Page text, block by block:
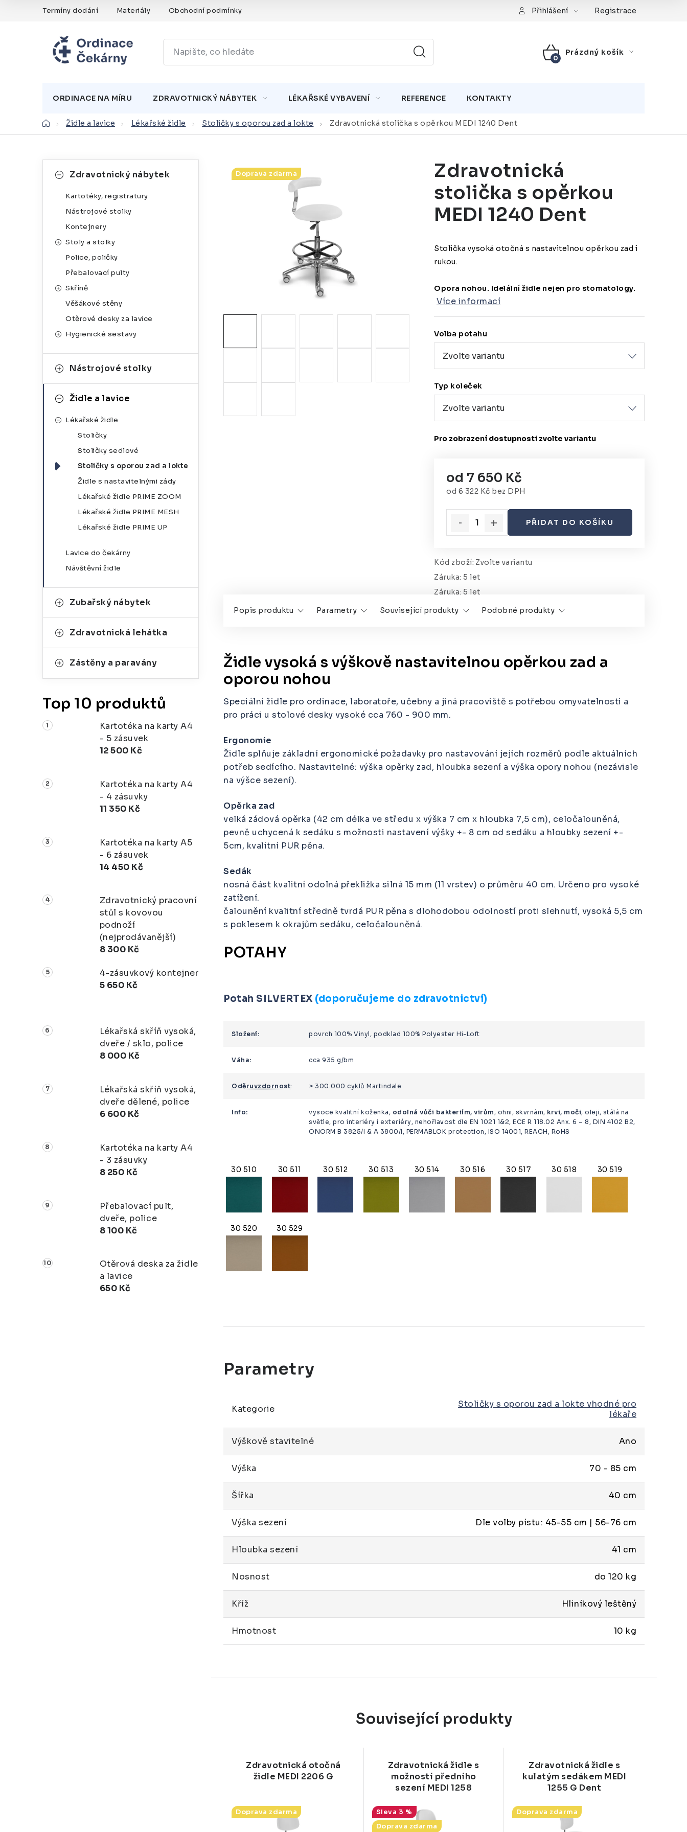
Termíny dodání Materiály Obchodní podmínky Přihlášení Registrace
NÁKUPNÍ
Prázdný košík
ORDINACE NA MÍRU ZDRAVOTNICKÝ NÁBYTEK LÉKAŘSKÉ VYBAVENÍ REFERENCE KONTAKTY
DomůŽidle a lavice Lékařské židle Stoličky s oporou zad a lokte Zdravotnická stolička s opěrkou MEDI 1240 Dent
n
kategorieZdravotnický nábytek
Kartotéky, registratury
Nástrojové stolky
Kontejnery
Stoly a stolky
Police, poličky
Přebalovací pulty
Skříně
Věšákové stěny
Otěrové desky za lavice
Hygienické sestavy
Nástrojové stolky
Židle a lavice
Lékařské židle
Stoličky
Stoličky sedlové
Stoličky s oporou zad a lokte
Židle s nastavitelnými zády
Lékařské židle PRIME ZOOM
Lékařské židle PRIME MESH
Lékařské židle PRIME UP
Lavice do čekárny
Návštěvní židle
Zubařský nábytek
Zdravotnická lehátka
Zástěny a paravány
Top 10 produktů
Kartotéka na karty A4
- 5 zásuvek
12 500 Kč
Kartotéka na karty A4
- 4 zásuvky
11 350 Kč
Kartotéka na karty A5
- 6 zásuvek
14 450 Kč
Zdravotnický pracovní
stůl s kovovou
podnoží
(nejprodávanější)
8 300 Kč
4-zásuvkový kontejner
5 650 Kč
Lékařská skříň vysoká,
dveře / sklo, police
8 000 Kč
Lékařská skříň vysoká,
dveře dělené, police
6 600 Kč
Kartotéka na karty A4
- 3 zásuvky
8 250 Kč
Přebalovací pult,
dveře, police
8 100 Kč
Otěrová deska za židle
a lavice
650 Kč
Zdravotnická
stolička s opěrkou
MEDI 1240 Dent
Stolička vysoká otočná s nastavitelnou opěrkou zad i
rukou.
Opora nohou. Idelální židle nejen pro stomatology.
Více informací
Volba potahu
Typ koleček
od 7 650 Kč
od 6 322 Kč bez DPH
PŘIDAT DO KOŠÍKU
Kód zboží: Zvolte variantu
Záruka: 5 let
Záruka: 5 let
Doprava zdarma
Popis produktu Parametry Související produkty Podobné produkty
Židle vysoká s výškově nastavitelnou opěrkou zad a
oporou nohou
Speciální židle pro ordinace, laboratoře, učebny a jiná pracoviště s potřebou omyvatelnosti a
pro práci u stolové desky vysoké cca 760 - 900 mm.
Ergonomie
Židle splňuje základní ergonomické požadavky pro nastavování jejích rozměrů podle aktuálních
potřeb sedícího. Nastavitelné: výška opěrky zad, hloubka sezení a výška opory nohou (nezávisle
na výšce sezení).
Opěrka zad
velká zádová opěrka (42 cm délka ve středu x výška 7 cm x hloubka 7,5 cm), celočalouněná,
pevně uchycená k sedáku s možnosti nastavení výšky +- 8 cm od sedáku a hloubky sezení +-
5cm, kvalitní PUR pěna.
Sedák
nosná část kvalitní odolná překližka silná 15 mm (11 vrstev) o průměru 40 cm. Určeno pro vysoké
zatížení.
čalounění kvalitní středně tvrdá PUR pěna s dlohodobou odolností proti slehnutí, vysoká 5,5 cm
s poklesem k okrajům sedáku, celočalouněná.
POTAHY
Potah SILVERTEX (doporučujeme do zdravotnictví)
Složení: povrch 100% Vinyl, podklad 100% Polyester Hi-Loft
Váha: cca 935 g/bm
Oděruvzdornost: > 300.000 cyklů Martindale
Info: vysoce kvalitní koženka, odolná vůči bakteriím, virům , ohni, skvrnám, krvi, moči, oleji, stálá na
světle, pro interiéry i exteriéry, nehořlavost dle EN 1021 1&2, ECE R 118.02 Anx. 6 – 8, DIN 4102 B2,
ÖNORM B 3825/I & A 3800/I, PERMABLOK protection, ISO 14001, REACH, RoHS
30 510 30 511 30 512 30 513 30 514 30 516 30 517 30 518 30 519
30 520 30 529
Kategorie
Stoličky s oporou zad a lokte vhodné pro
lékaře
Výškově stavitelné Ano
Výška 70 - 85 cm
Šířka 40 cm
Výška sezení Dle volby pístu: 45-55 cm | 56-76 cm
Hloubka sezení 41 cm
Nosnost do 120 kg
Kříž Hliníkový leštěný
Hmotnost 10 kg
Související produkty
Zdravotnická otočná
židle MEDI 2206 G
Doprava zdarma
Zdravotnická židle s
možností předního
sezení MEDI 1258
3 %
Doprava zdarma
Zdravotnická židle s
kulatým sedákem MEDI
1255 G Dent
Doprava zdarma